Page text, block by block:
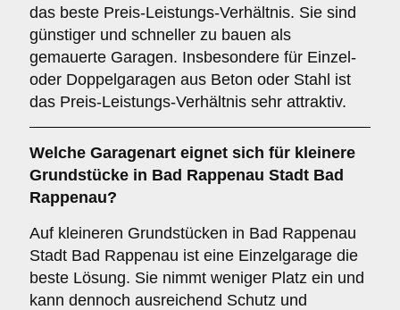
das beste Preis-Leistungs-Verhältnis. Sie sind
günstiger und schneller zu bauen als
gemauerte Garagen. Insbesondere für Einzel-
oder Doppelgaragen aus Beton oder Stahl ist
das Preis-Leistungs-Verhältnis sehr attraktiv.
Welche Garagenart eignet sich für kleinere
Grundstücke in Bad Rappenau Stadt Bad
Rappenau?
Auf kleineren Grundstücken in Bad Rappenau
Stadt Bad Rappenau ist eine Einzelgarage die
beste Lösung. Sie nimmt weniger Platz ein und
kann dennoch ausreichend Schutz und